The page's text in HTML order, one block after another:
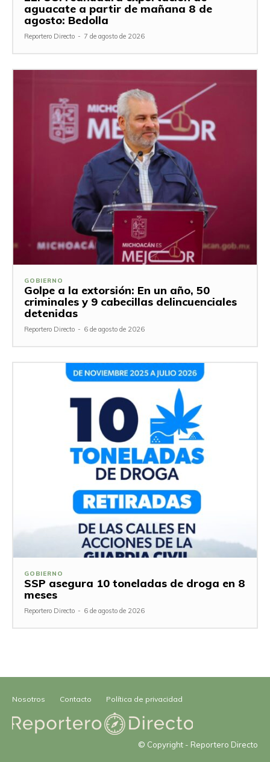
aguacate a partir de mañana 8 de
agosto: Bedolla
Reportero Directo - 7 de agosto de 2026
GOBIERNO
Golpe a la extorsión: En un año, 50
criminales y 9 cabecillas delincuenciales
detenidas
Reportero Directo - 6 de agosto de 2026
GOBIERNO
SSP asegura 10 toneladas de droga en 8
meses
Reportero Directo - 6 de agosto de 2026
Nosotros Contacto Política de privacidad
© Copyright - Reportero Directo